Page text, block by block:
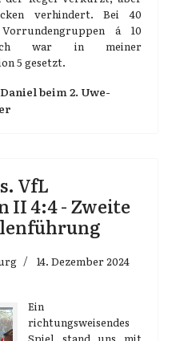
verhindert. Bei 40
á 10
war in meiner
5 gesetzt.
beim 2. Uwe-
VfL
II 4:4 - Zweite
14. Dezember 2024
Ein
richtungsweisendes